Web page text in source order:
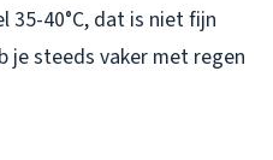
40°C, dat is niet fijn
je steeds vaker met regen